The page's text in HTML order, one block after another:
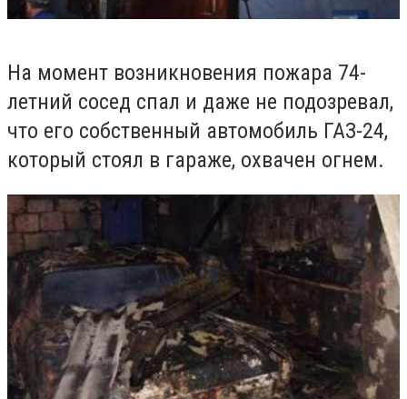
На момент возникновения пожара 74-
летний сосед спал и даже не подозревал,
что его собственный автомобиль ГАЗ-24,
который стоял в гараже, охвачен огнем.